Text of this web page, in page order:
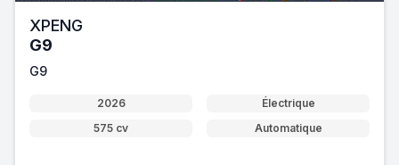
XPENG
G9
G9
2026
Électrique
575 cv
Automatique